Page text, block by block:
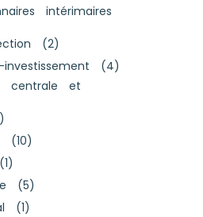
intérimaires
(2)
(4)
centrale et
(10)
(5)
(1)